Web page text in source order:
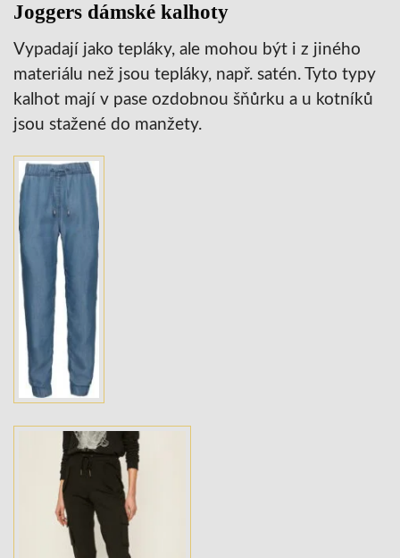
Joggers dámské kalhoty
Vypadají jako tepláky, ale mohou být i z jiného
materiálu než jsou tepláky, např. satén. Tyto typy
kalhot mají v pase ozdobnou šňůrku a u kotníků
jsou stažené do manžety.